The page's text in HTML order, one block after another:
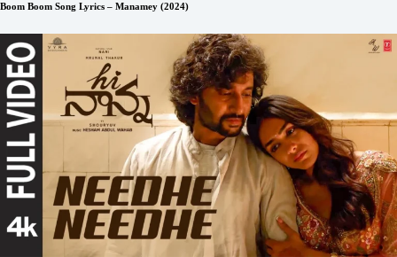
Boom Boom Song Lyrics – Manamey (2024)